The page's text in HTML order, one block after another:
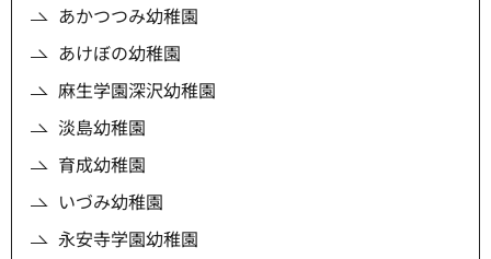
あかつつみ幼稚園
あけぼの幼稚園
麻生学園深沢幼稚園
淡島幼稚園
育成幼稚園
いづみ幼稚園
永安寺学園幼稚園